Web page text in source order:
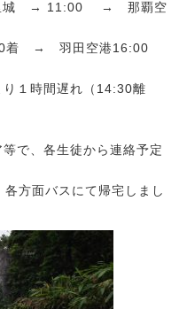
→ 11:00 → 那覇空
着 → 羽田空港16:00
１時間遅れ（14:30離
で、各生徒から連絡予定
方面バスにて帰宅しまし